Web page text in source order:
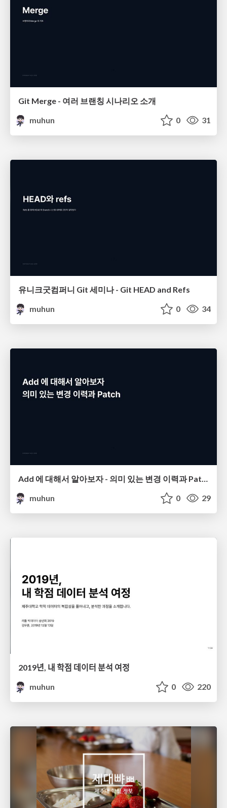
Git Merge - 여러 브랜칭 시나리오 소개
muhun
0 31
유니크굿컴퍼니 Git 세미나 - Git HEAD and Refs
muhun
0 34
muhun
0 29
2019년, 내 학점 데이터 분석 여정
muhun
0 220